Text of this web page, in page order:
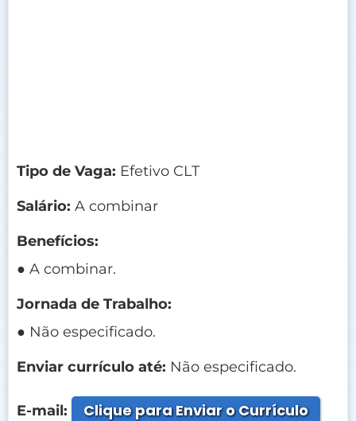
Tipo de Vaga: Efetivo CLT
Salário: A combinar
Benefícios:
● A combinar.
Jornada de Trabalho:
● Não especificado.
Enviar currículo até: Não especificado.
E-mail: Clique para Enviar o Currículo